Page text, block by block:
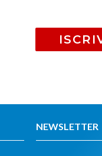
NEWSLETTER